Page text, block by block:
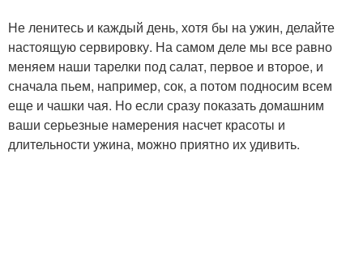
Не ленитесь и каждый день, хотя бы на ужин, делайте
настоящую сервировку. На самом деле мы все равно
меняем наши тарелки под салат, первое и второе, и
сначала пьем, например, сок, а потом подносим всем
еще и чашки чая. Но если сразу показать домашним
ваши серьезные намерения насчет красоты и
длительности ужина, можно приятно их удивить.